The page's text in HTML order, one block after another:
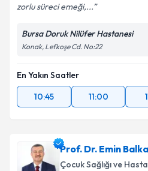
zorlu süreci emeği,...
Bursa Doruk Nilüfer Hastanesi
Konak, Lefkoşe Cd. No:22
En Yakın Saatler
10:45
11:00
Prof. Dr. Emin
Çocuk Sağlığı ve